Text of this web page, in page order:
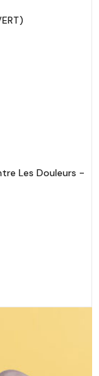
Les Douleurs -